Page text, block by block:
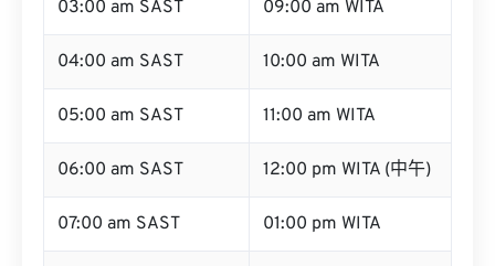
03:00 am SAST 09:00 am WITA
04:00 am SAST 10:00 am WITA
05:00 am SAST 11:00 am WITA
06:00 am SAST 12:00 pm WITA (中午)
07:00 am SAST 01:00 pm WITA